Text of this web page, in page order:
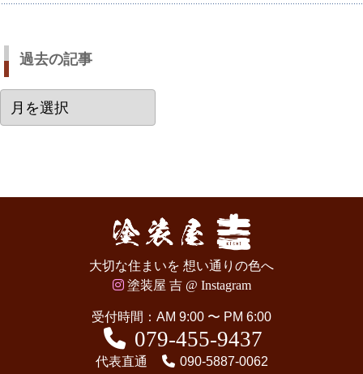
過去の記事
去
大切な住まいを 想い通りの色へ
塗装屋 吉 @ Instagram
受付時間：AM 9:00 〜 PM 6:00
079-455-9437
代表直通 090-5887-0062